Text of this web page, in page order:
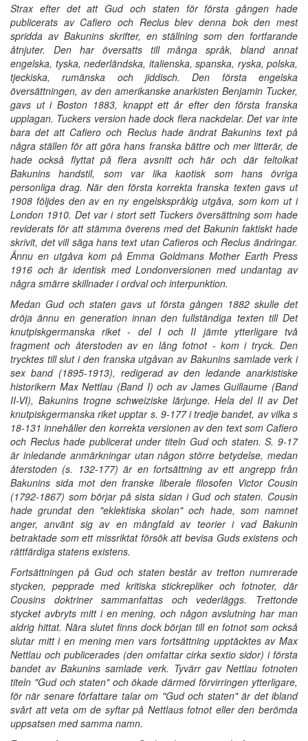
Strax efter det att Gud och staten för första gången hade
publicerats av Cafiero och Reclus blev denna bok den mest
spridda av Bakunins skrifter, en ställning som den fortfarande
åtnjuter. Den har översatts till många språk, bland annat
engelska, tyska, nederländska, italienska, spanska, ryska, polska,
tjeckiska, rumänska och jiddisch. Den första engelska
översättningen, av den amerikanske anarkisten Benjamin Tucker,
gavs ut i Boston 1883, knappt ett år efter den första franska
upplagan. Tuckers version hade dock flera nackdelar. Det var inte
bara det att Cafiero och Reclus hade ändrat Bakunins text på
några ställen för att göra hans franska bättre och mer litterär, de
hade också flyttat på flera avsnitt och här och där feltolkat
Bakunins handstil, som var lika kaotisk som hans övriga
personliga drag. När den första korrekta franska texten gavs ut
1908 följdes den av en ny engelskspråkig utgåva, som kom ut i
London 1910. Det var i stort sett Tuckers översättning som hade
reviderats för att stämma överens med det Bakunin faktiskt hade
skrivit, det vill säga hans text utan Cafieros och Reclus ändringar.
Ännu en utgåva kom på Emma Goldmans Mother Earth Press
1916 och är identisk med Londonversionen med undantag av
några smärre skillnader i ordval och interpunktion.
Medan Gud och staten gavs ut första gången 1882 skulle det
dröja ännu en generation innan den fullständiga texten till Det
knutpiskgermanska riket - del I och II jämte ytterligare två
fragment och återstoden av en lång fotnot - kom i tryck. Den
trycktes till slut i den franska utgåvan av Bakunins samlade verk i
sex band (1895-1913), redigerad av den ledande anarkistiske
historikern Max Nettlau (Band I) och av James Guillaume (Band
II-VI), Bakunins trogne schweiziske lärjunge. Hela del II av Det
knutpiskgermanska riket upptar s. 9-177 i tredje bandet, av vilka s
18-131 innehåller den korrekta versionen av den text som Cafiero
och Reclus hade publicerat under titeln Gud och staten. S. 9-17
är inledande anmärkningar utan någon större betydelse, medan
återstoden (s. 132-177) är en fortsättning av ett angrepp från
Bakunins sida mot den franske liberale filosofen Victor Cousin
(1792-1867) som börjar på sista sidan i Gud och staten. Cousin
hade grundat den "eklektiska skolan" och hade, som namnet
anger, använt sig av en mångfald av teorier i vad Bakunin
betraktade som ett missriktat försök att bevisa Guds existens och
rättfärdiga statens existens.
Fortsättningen på Gud och staten består av tretton numrerade
stycken, pepprade med kritiska stickrepliker och fotnoter, där
Cousins doktriner sammanfattas och vederläggs. Trettonde
stycket avbryts mitt i en mening, och någon avslutning har man
aldrig hittat. Nära slutet finns dock början till en fotnot som också
slutar mitt i en mening men vars fortsättning upptäcktes av Max
Nettlau och publicerades (den omfattar cirka sextio sidor) i första
bandet av Bakunins samlade verk. Tyvärr gav Nettlau fotnoten
titeln "Gud och staten" och ökade därmed förvirringen ytterligare,
för när senare författare talar om "Gud och staten" är det ibland
svårt att veta om de syftar på Nettlaus fotnot eller den berömda
uppsatsen med samma namn.